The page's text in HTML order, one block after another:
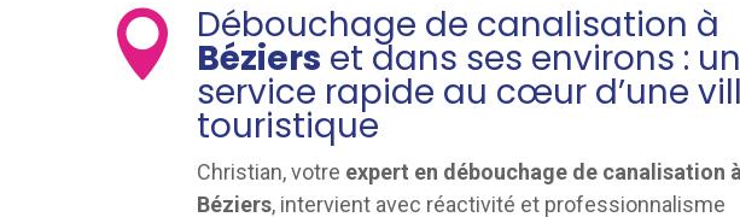
 Débouchage de canalisation à
Béziers et dans ses environs : un
service rapide au cœur d’une
touristique
Christian, votre expert en débouchage de canalisation
Béziers, intervient avec réactivité et professionnalisme